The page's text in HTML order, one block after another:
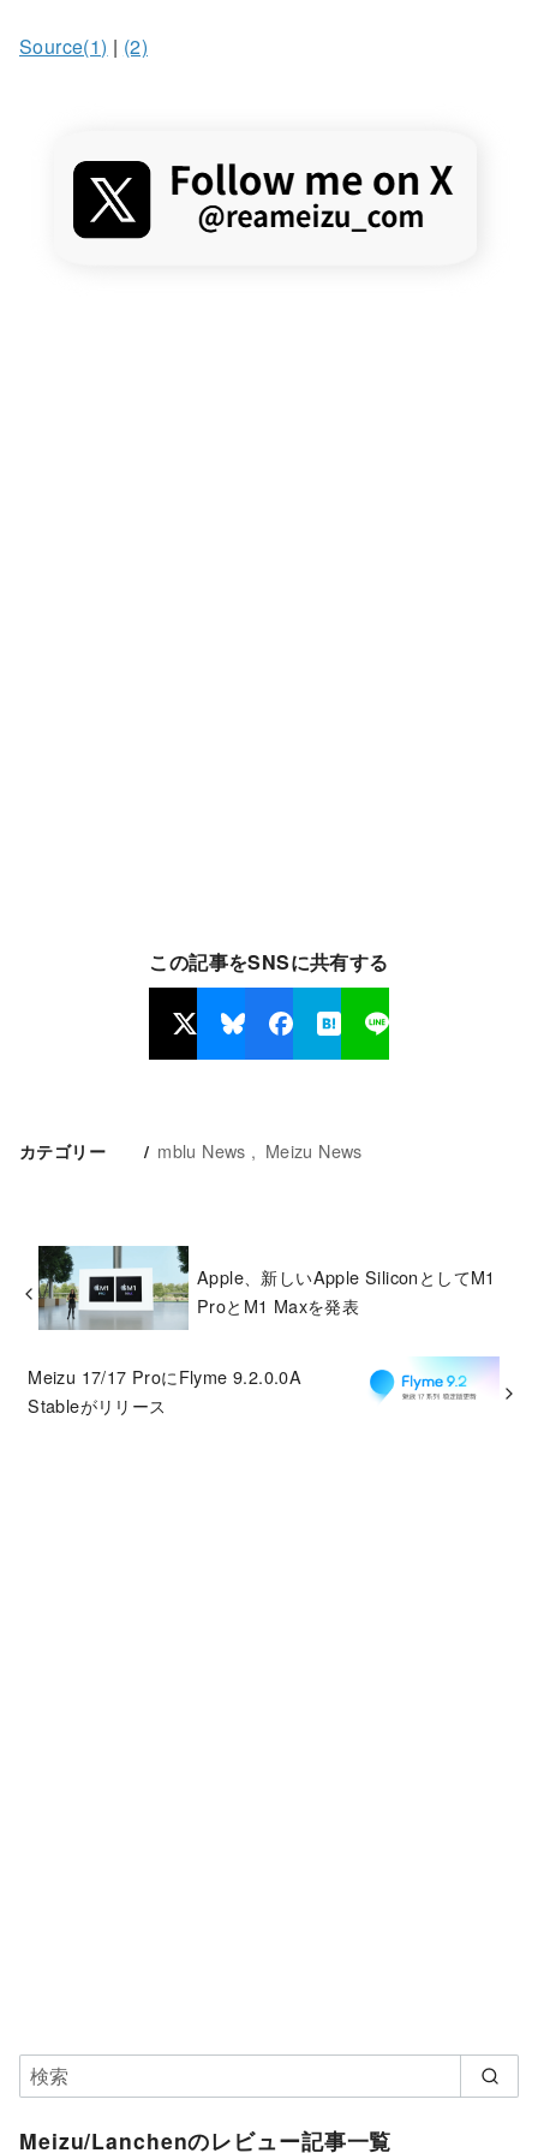
Source(1) | (2)
この記事をSNSに共有する
カテゴリー mblu News Meizu News
Apple、新しいApple SiliconとしてM1
ProとM1 Maxを発表
Meizu 17/17 ProにFlyme 9.2.0.0A
Stableがリリース
Meizu/Lanchenのレビュー記事一覧